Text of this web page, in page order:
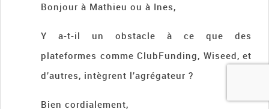
Bonjour à Mathieu ou à Ines,
Y a-t-il un obstacle à ce que des
plateformes comme ClubFunding, Wiseed, et
d’autres, intègrent l’agrégateur ?
Bien cordialement,